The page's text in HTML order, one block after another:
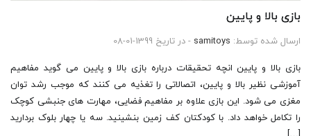
بازی بالا و پایین
ارسال شده توسط: samitoys - در تاریخ 1399-01-08
بازی بالا و پایین انچه تحقیقات درباره بازی بالا و پایین می گوید مفاهیم
آموزشی نظیر بالا و پایین، اتصالاتی را تغذیه می کنند که موجب رشد توان
مغزی می شود. این بازی علاوه بر مفاهیم فضایی، مهارت های جنبشی کوچک
را تکامل خواهد داد. با کودکتان کف زمین بنشینید. سه یا چهار بلوک بردارید